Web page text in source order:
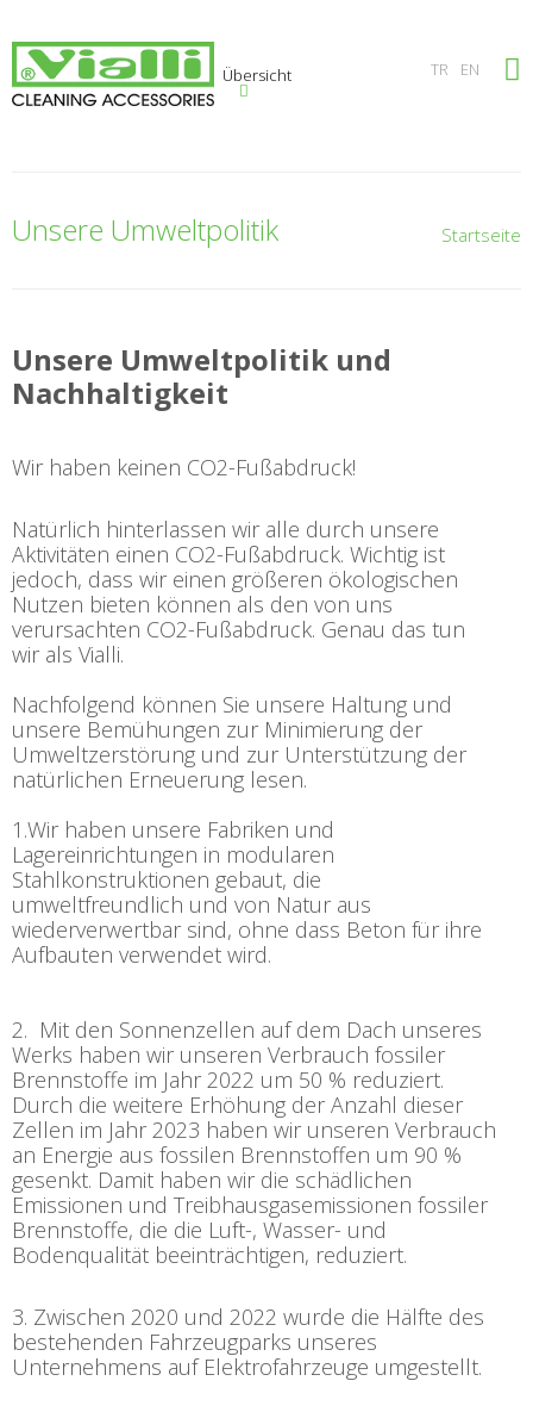
Übersicht TR EN
Unsere Umweltpolitik Startseite
Unsere Umweltpolitik und
Nachhaltigkeit
Wir haben keinen CO2-Fußabdruck!
Natürlich hinterlassen wir alle durch unsere
Aktivitäten einen CO2-Fußabdruck. Wichtig ist
jedoch, dass wir einen größeren ökologischen
Nutzen bieten können als den von uns
verursachten CO2-Fußabdruck. Genau das tun
wir als Vialli.
Nachfolgend können Sie unsere Haltung und
unsere Bemühungen zur Minimierung der
Umweltzerstörung und zur Unterstützung der
natürlichen Erneuerung lesen.
1.Wir haben unsere Fabriken und
Lagereinrichtungen in modularen
Stahlkonstruktionen gebaut, die
umweltfreundlich und von Natur aus
wiederverwertbar sind, ohne dass Beton für ihre
Aufbauten verwendet wird.
2. Mit den Sonnenzellen auf dem Dach unseres
Werks haben wir unseren Verbrauch fossiler
Brennstoffe im Jahr 2022 um 50 % reduziert.
Durch die weitere Erhöhung der Anzahl dieser
Zellen im Jahr 2023 haben wir unseren Verbrauch
an Energie aus fossilen Brennstoffen um 90 %
gesenkt. Damit haben wir die schädlichen
Emissionen und Treibhausgasemissionen fossiler
Brennstoffe, die die Luft-, Wasser- und
Bodenqualität beeinträchtigen, reduziert.
3. Zwischen 2020 und 2022 wurde die Hälfte des
bestehenden Fahrzeugparks unseres
Unternehmens auf Elektrofahrzeuge umgestellt.